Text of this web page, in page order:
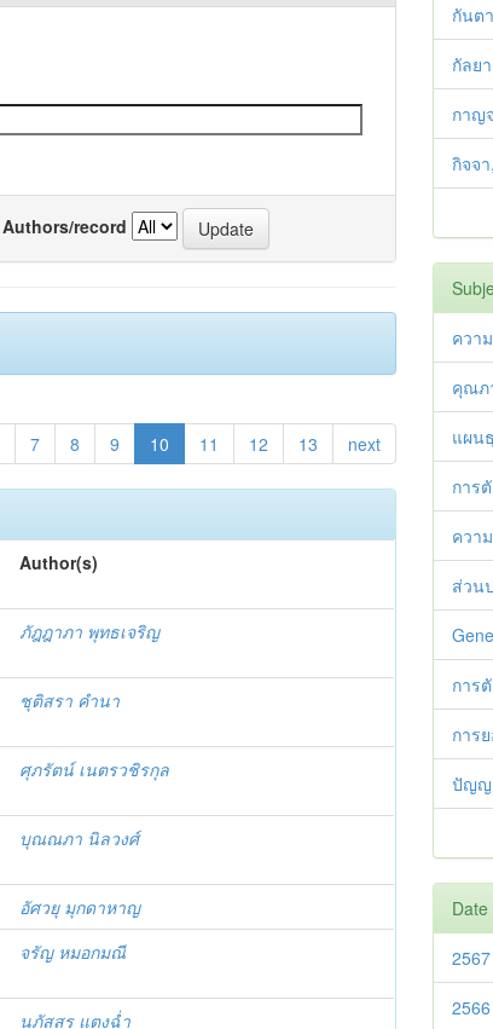
Authors/record
7 8 9 10 11 12 13 next
Author(s)
ภัฎฎาภา พุทธเจริญ
ชุติสรา คำนา
ศุภรัตน์ เนตรวชิรกุล
บุณณภา นิลวงศ์
อัศวยุ มุกดาหาญ
จรัญ หมอกมณี
นภัสสร แตงฉ่ำ
กันต
กัลย
กาญ
กิจจ
ควา
คุณภ
แผน
การ
ควา
ส่วน
การ
การ
ปัญญ
Date
2567
2566